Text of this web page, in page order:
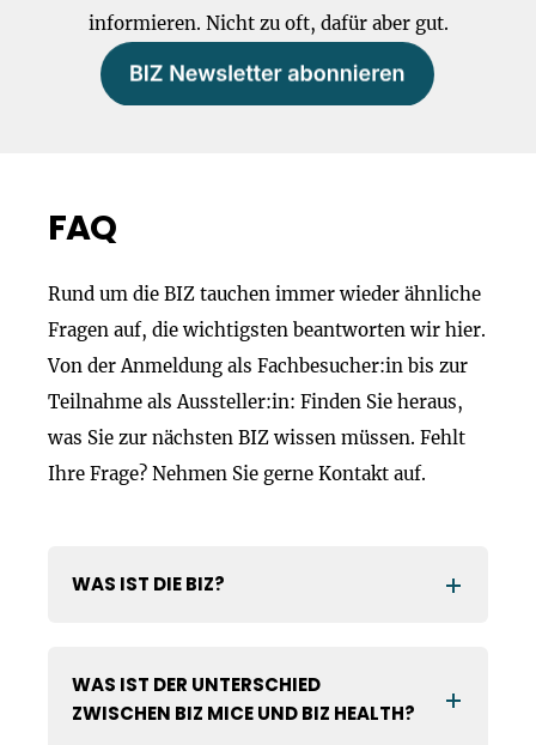
informieren. Nicht zu oft, dafür aber gut.
FAQ
Rund um die BIZ tauchen immer wieder ähnliche
Fragen auf, die wichtigsten beantworten wir hier.
Von der Anmeldung als Fachbesucher:in bis zur
Teilnahme als Aussteller:in: Finden Sie heraus,
was Sie zur nächsten BIZ wissen müssen. Fehlt
Ihre Frage? Nehmen Sie gerne Kontakt auf.
WAS IST DIE BIZ?
WAS IST DER UNTERSCHIED
ZWISCHEN BIZ MICE UND BIZ HEALTH?